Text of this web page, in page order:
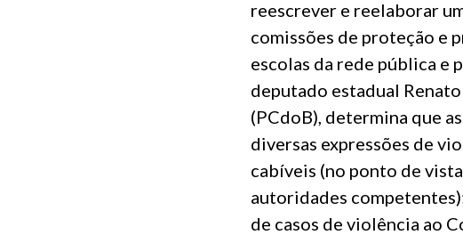
reescrever e reelaborar
comissões de proteção e
escolas da rede pública e
deputado estadual
(PCdoB), determina que
diversas expressões de
cabíveis (no ponto de
autoridades
de casos de violência ao